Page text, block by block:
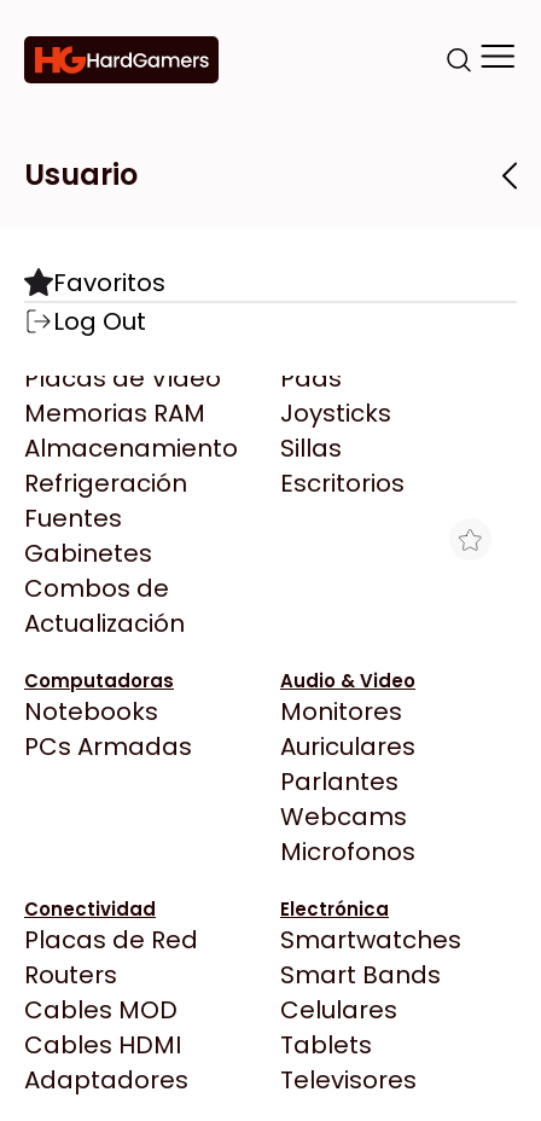
Categorías
Componentes
Motherboards
Microprocesadores
Placas de Video
Memorias RAM
Almacenamiento
Refrigeración
Fuentes
Gabinetes
Combos de
Actualización
Pads
Joysticks
Sillas
Escritorios
Computadoras
Notebooks
PCs Armadas
Audio & Video
Monitores
Auriculares
Parlantes
Webcams
Microfonos
Conectividad
Placas de Red
Routers
Cables MOD
Cables HDMI
Adaptadores
Electrónica
Smartwatches
Smart Bands
Celulares
Tablets
Televisores
Marcas
Todas las Marcas
AMD
AULA
Acer
Adata
AeroCool
Antec
Arkham
Asrock
BenQ
CX
Cooler Master
Deepcool
Dell
EVGA
Gamemax
Genesis
Genius
Tiendas
Destacadas
Todas las Tiendas
Click Gaming
Compufan Store
Dinobyte
Full H4rd
Gaming City
Gezatek
Usuario
Favoritos
Log Out
AURICULAR INALÁMBRICO LOGITECH
G325 NEGRO
$209.669
Ver producto en la página de Gaming Point